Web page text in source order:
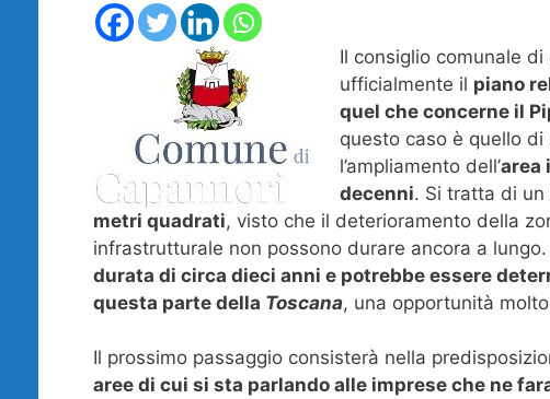
Il consiglio comunale di
ufficialmente il piano
quel che concerne il
questo caso è quello
l’ampliamento dell’area
decenni. Si tratta di
metri quadrati, visto che il deterioramento della
infrastrutturale non possono durare ancora a lungo.
durata di circa dieci anni e potrebbe essere
questa parte della Toscana, una opportunità
Il prossimo passaggio consisterà nella
aree di cui si sta parlando alle imprese che ne